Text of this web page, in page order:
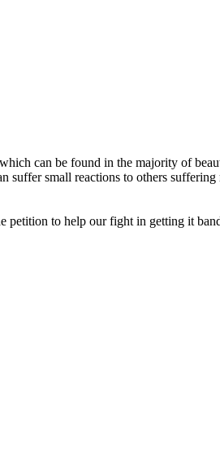
can be found in the majority of
small reactions to others suffering
petition to help our fight in getting it